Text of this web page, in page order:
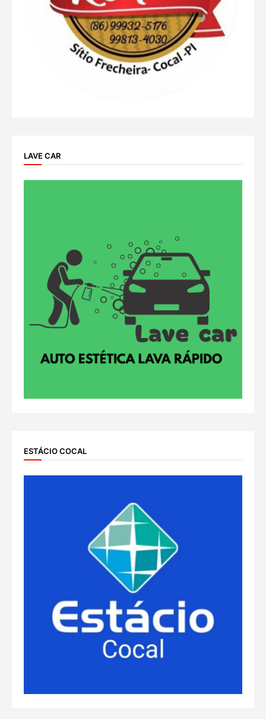
LAVE CAR
ESTÁCIO COCAL